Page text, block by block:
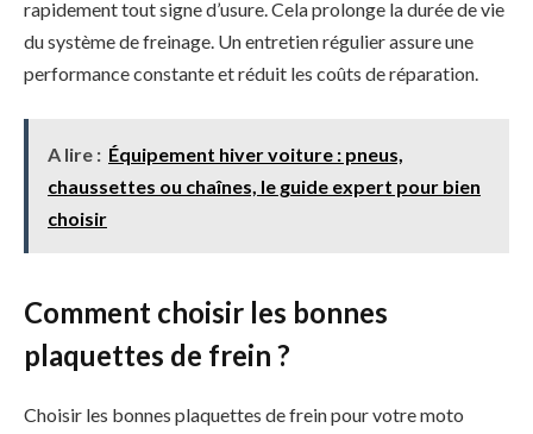
rapidement tout signe d’usure. Cela prolonge la durée de vie
du système de freinage. Un entretien régulier assure une
performance constante et réduit les coûts de réparation.
A lire : Équipement hiver voiture : pneus,
chaussettes ou chaînes, le guide expert pour bien
choisir
Comment choisir les bonnes
plaquettes de frein ?
Choisir les bonnes plaquettes de frein pour votre moto